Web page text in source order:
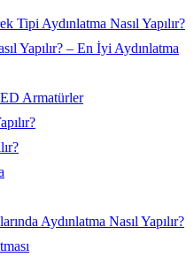
Tipi Aydınlatma Nasıl Yapılır?
Yapılır? – En İyi Aydınlatma
Armatürler
Aydınlatma Nasıl Yapılır?